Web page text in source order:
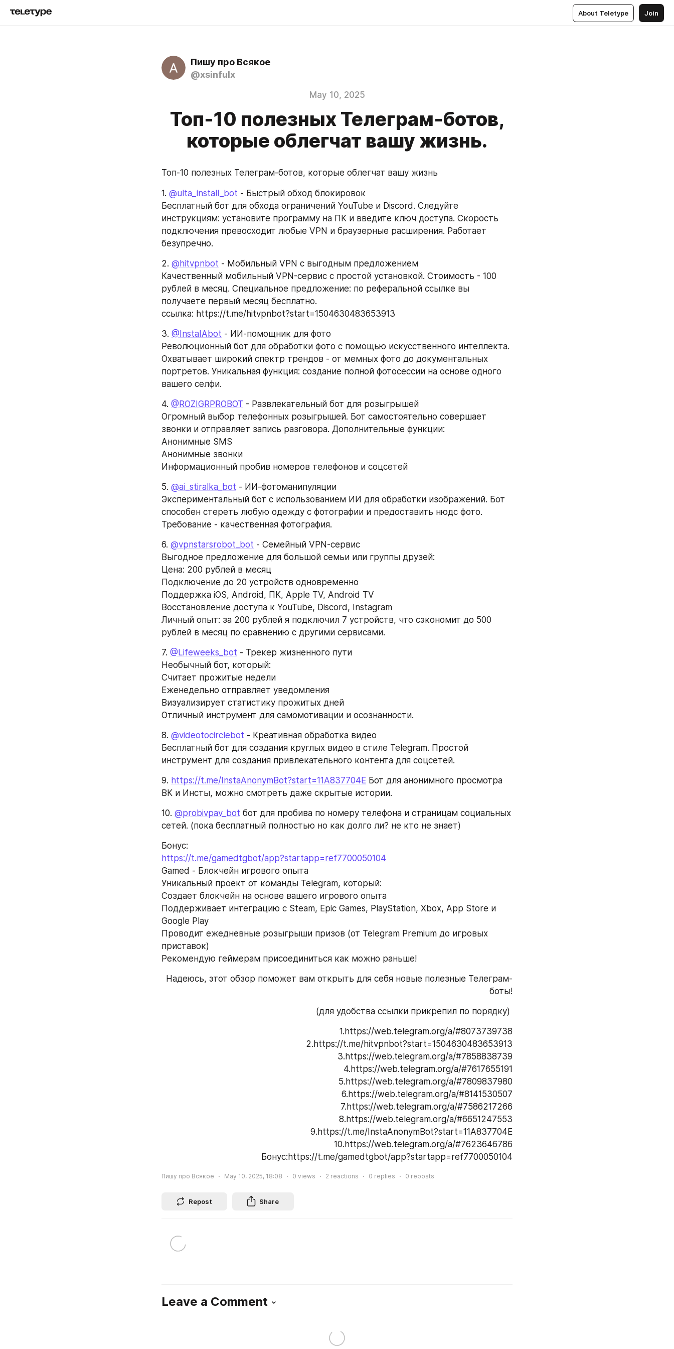
About Teletype Join
Пишу про Всякое
@xsinfulx
May 10, 2025
Топ-10 полезных Телеграм-ботов,
которые облегчат вашу жизнь.
Топ-10 полезных Телеграм-ботов, которые облегчат вашу жизнь
1. @ulta_install_bot - Быстрый обход блокировок
Бесплатный бот для обхода ограничений YouTube и Discord. Следуйте
инструкциям: установите программу на ПК и введите ключ доступа. Скорость
подключения превосходит любые VPN и браузерные расширения. Работает
безупречно.
2. @hitvpnbot - Мобильный VPN с выгодным предложением
Качественный мобильный VPN-сервис с простой установкой. Стоимость - 100
рублей в месяц. Специальное предложение: по реферальной ссылке вы
получаете первый месяц бесплатно.
ссылка: https://t.me/hitvpnbot?start=1504630483653913
3. @InstaIAbot - ИИ-помощник для фото
Революционный бот для обработки фото с помощью искусственного интеллекта.
Охватывает широкий спектр трендов - от мемных фото до документальных
портретов. Уникальная функция: создание полной фотосессии на основе одного
вашего селфи.
4. @ROZIGRPROBOT - Развлекательный бот для розыгрышей
Огромный выбор телефонных розыгрышей. Бот самостоятельно совершает
звонки и отправляет запись разговора. Дополнительные функции:
Анонимные SMS
Анонимные звонки
Информационный пробив номеров телефонов и соцсетей
5. @ai_stiralka_bot - ИИ-фотоманипуляции
Экспериментальный бот с использованием ИИ для обработки изображений. Бот
способен стереть любую одежду с фотографии и предоставить нюдс фото.
Требование - качественная фотография.
6. @vpnstarsrobot_bot - Семейный VPN-сервис
Выгодное предложение для большой семьи или группы друзей:
Цена: 200 рублей в месяц
Подключение до 20 устройств одновременно
Поддержка iOS, Android, ПК, Apple TV, Android TV
Восстановление доступа к YouTube, Discord, Instagram
Личный опыт: за 200 рублей я подключил 7 устройств, что сэкономит до 500
рублей в месяц по сравнению с другими сервисами.
7. @Lifeweeks_bot - Трекер жизненного пути
Необычный бот, который:
Считает прожитые недели
Еженедельно отправляет уведомления
Визуализирует статистику прожитых дней
Отличный инструмент для самомотивации и осознанности.
8. @videotocirclebot - Креативная обработка видео
Бесплатный бот для создания круглых видео в стиле Telegram. Простой
инструмент для создания привлекательного контента для соцсетей.
9. https://t.me/InstaAnonymBot?start=11A837704E Бот для анонимного просмотра
ВК и Инсты, можно смотреть даже скрытые истории.
10. @probivpav_bot бот для пробива по номеру телефона и страницам социальных
сетей. (пока бесплатный полностью но как долго ли? не кто не знает)
Бонус:
https://t.me/gamedtgbot/app?startapp=ref7700050104
Gamed - Блокчейн игрового опыта
Уникальный проект от команды Telegram, который:
Создает блокчейн на основе вашего игрового опыта
Поддерживает интеграцию с Steam, Epic Games, PlayStation, Xbox, App Store и
Google Play
Проводит ежедневные розыгрыши призов (от Telegram Premium до игровых
приставок)
Рекомендую геймерам присоединиться как можно раньше!
Надеюсь, этот обзор поможет вам открыть для себя новые полезные Телеграм-
боты!
(для удобства ссылки прикрепил по порядку)
1.https://web.telegram.org/a/#8073739738
2.https://t.me/hitvpnbot?start=1504630483653913
3.https://web.telegram.org/a/#7858838739
4.https://web.telegram.org/a/#7617655191
5.https://web.telegram.org/a/#7809837980
6.https://web.telegram.org/a/#8141530507
7.https://web.telegram.org/a/#7586217266
8.https://web.telegram.org/a/#6651247553
9.https://t.me/InstaAnonymBot?start=11A837704E
10.https://web.telegram.org/a/#7623646786
Бонус:https://t.me/gamedtgbot/app?startapp=ref7700050104
Пишу про Всякое May 10, 2025, 18:08 0 views 2 reactions 0 replies 0 reposts
Repost Share
Leave a Comment